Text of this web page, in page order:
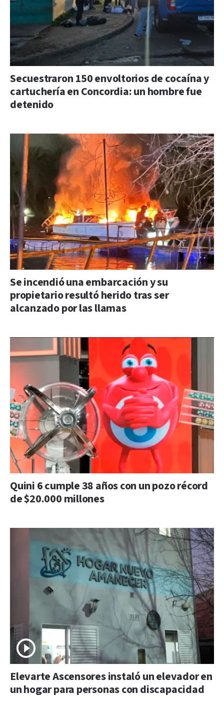
Secuestraron 150 envoltorios de cocaína y
cartuchería en Concordia: un hombre fue
detenido
Se incendió una embarcación y su
propietario resultó herido tras ser
alcanzado por las llamas
Quini 6 cumple 38 años con un pozo récord
de $20.000 millones
Elevarte Ascensores instaló un elevador en
un hogar para personas con discapacidad